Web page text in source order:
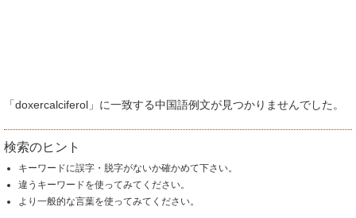
「doxercalciferol」に一致する中国語例文が見つかりませんでした。
検索のヒント
キーワードに誤字・脱字がないか確かめて下さい。
違うキーワードを使ってみてください。
より一般的な言葉を使ってみてください。